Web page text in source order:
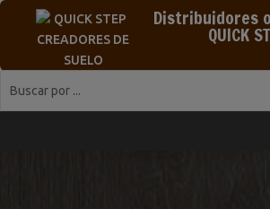
Distribuidores
QUICK